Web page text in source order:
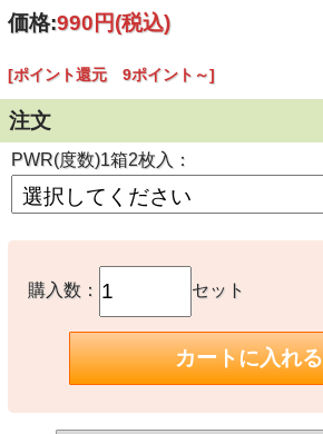
価格:990円(税込)
[ポイント還元 9ポイント～]
注文
PWR(度数)1箱2枚入：
購入数： セット